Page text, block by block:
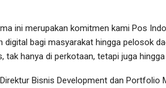
ini merupakan komitmen kami Pos
digital bagi masyarakat hingga pelosok
tak hanya di perkotaan, tetapi juga
Bisnis Development dan Portfolio